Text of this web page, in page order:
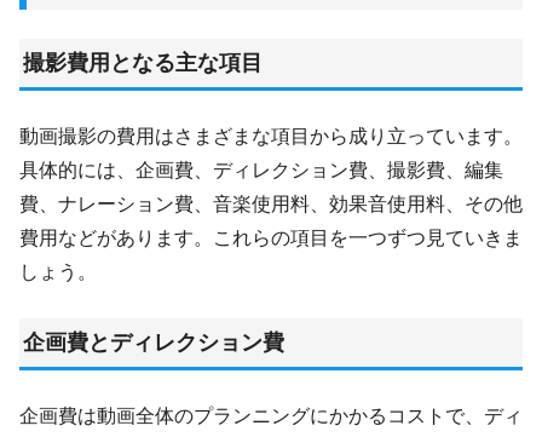
撮影費用となる主な項目
動画撮影の費用はさまざまな項目から成り立っています。
具体的には、企画費、ディレクション費、撮影費、編集
費、ナレーション費、音楽使用料、効果音使用料、その他
費用などがあります。これらの項目を一つずつ見ていきま
しょう。
企画費とディレクション費
企画費は動画全体のプランニングにかかるコストで、ディ